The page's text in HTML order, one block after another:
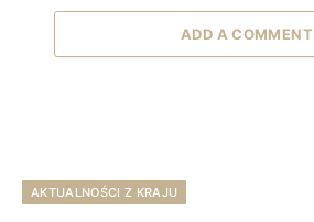
ADD A COMMENT
AKTUALNOŚCI Z KRAJU